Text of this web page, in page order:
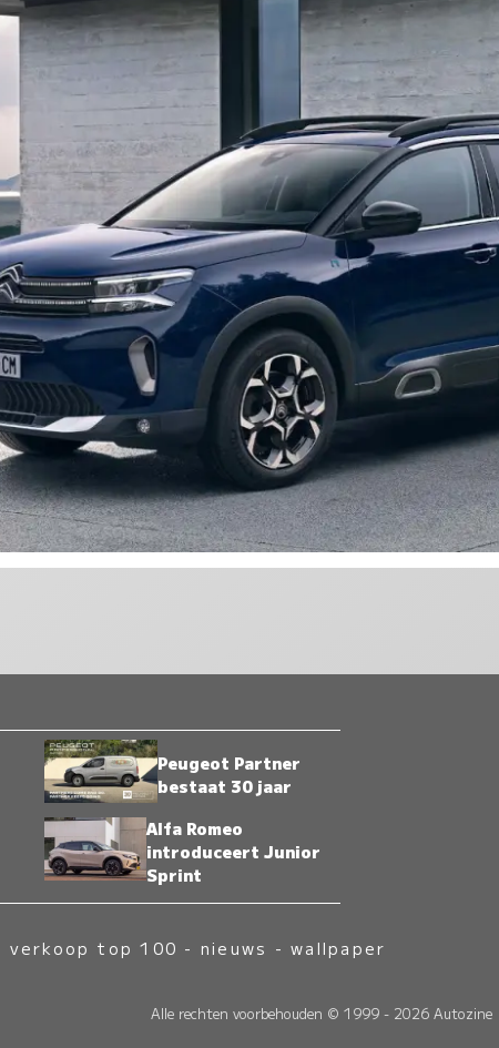
Peugeot Partner
bestaat 30 jaar
Alfa Romeo
introduceert Junior
Sprint
verkoop top 100 - nieuws -wallpaper
Alle rechten voorbehouden © 1999 - 2026 Autozine